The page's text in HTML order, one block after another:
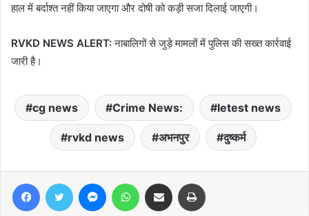
हाल में बर्दाश्त नहीं किया जाएगा और दोषी को कड़ी सजा दिलाई जाएगी।
RVKD NEWS ALERT:नाबालिगों से जुड़े मामलों में पुलिस की सख्त कार्रवाई
जारी है।
cg news Crime News: letest news
rvkd news अभनपुर दुष्कर्म
FacebookTwitter MessengerWhatsAppShare via Email